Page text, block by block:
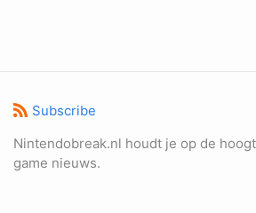
Subscribe
Nintendobreak.nl houdt je op de
game nieuws.